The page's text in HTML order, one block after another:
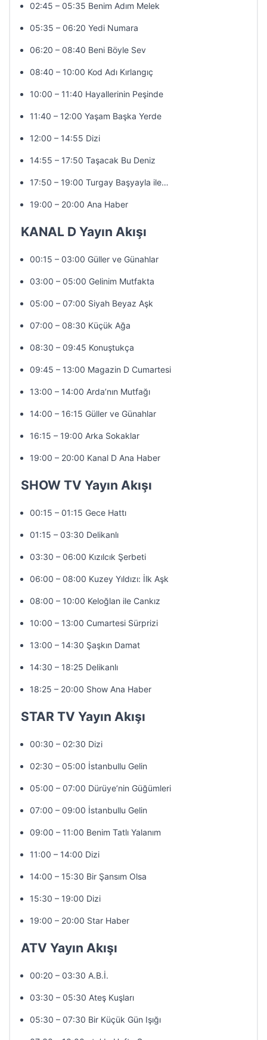
02:45 – 05:35 Benim Adım Melek
05:35 – 06:20 Yedi Numara
06:20 – 08:40 Beni Böyle Sev
08:40 – 10:00 Kod Adı Kırlangıç
10:00 – 11:40 Hayallerinin Peşinde
11:40 – 12:00 Yaşam Başka Yerde
12:00 – 14:55 Dizi
14:55 – 17:50 Taşacak Bu Deniz
17:50 – 19:00 Turgay Başyayla ile…
19:00 – 20:00 Ana Haber
KANAL D Yayın Akışı
00:15 – 03:00 Güller ve Günahlar
03:00 – 05:00 Gelinim Mutfakta
05:00 – 07:00 Siyah Beyaz Aşk
07:00 – 08:30 Küçük Ağa
08:30 – 09:45 Konuştukça
09:45 – 13:00 Magazin D Cumartesi
13:00 – 14:00 Arda’nın Mutfağı
14:00 – 16:15 Güller ve Günahlar
16:15 – 19:00 Arka Sokaklar
19:00 – 20:00 Kanal D Ana Haber
SHOW TV Yayın Akışı
00:15 – 01:15 Gece Hattı
01:15 – 03:30 Delikanlı
03:30 – 06:00 Kızılcık Şerbeti
06:00 – 08:00 Kuzey Yıldızı: İlk Aşk
08:00 – 10:00 Keloğlan ile Cankız
10:00 – 13:00 Cumartesi Sürprizi
13:00 – 14:30 Şaşkın Damat
14:30 – 18:25 Delikanlı
18:25 – 20:00 Show Ana Haber
STAR TV Yayın Akışı
00:30 – 02:30 Dizi
02:30 – 05:00 İstanbullu Gelin
05:00 – 07:00 Dürüye’nin Güğümleri
07:00 – 09:00 İstanbullu Gelin
09:00 – 11:00 Benim Tatlı Yalanım
11:00 – 14:00 Dizi
14:00 – 15:30 Bir Şansım Olsa
15:30 – 19:00 Dizi
19:00 – 20:00 Star Haber
ATV Yayın Akışı
00:20 – 03:30 A.B.İ.
03:30 – 05:30 Ateş Kuşları
05:30 – 07:30 Bir Küçük Gün Işığı